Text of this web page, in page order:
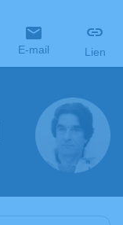
E-mail Lien